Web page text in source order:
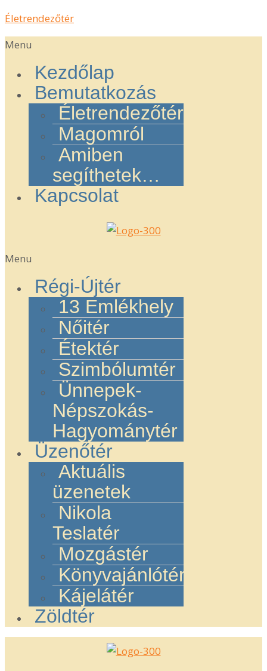
Életrendezőtér
Menu
Kezdőlap
Bemutatkozás
Életrendezőtér
Magomról
Amiben
segíthetek…
Kapcsolat
Menu
Régi-Újtér
13 Emlékhely
Nőitér
Étektér
Szimbólumtér
Ünnepek-
Népszokás-
Hagyománytér
Üzenőtér
Aktuális
üzenetek
Nikola
Teslatér
Mozgástér
Könyvajánlótér
Kájelátér
Zöldtér